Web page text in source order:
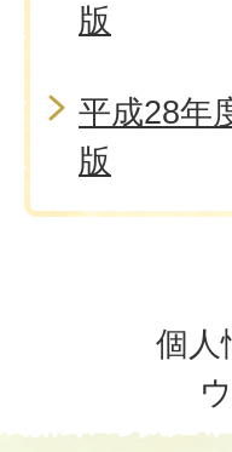
版
平成28年
版
個人